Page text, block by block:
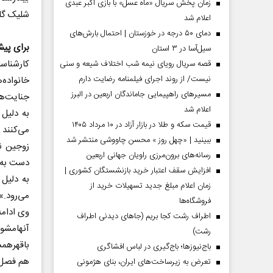
شلیک
برای
به
زوجین
دست به
به
وی
هم فصل
زمان پخش سریال «ماه عسل» با بازی اکبر عبدی
اعلام شد
دمای ۵۰ درجه در خوزستان | احتمال بارش‌های
سیل‌آسا در ۳ استان
قصه سریال رویای نیمه شب اختلاف شیعه و سنی
نیست/ از روند اجرای فیلمنامه رضایت دارم
مسیر‌های راهپیمایی جاماندگان اربعین در البرز
اعلام شد
قیمت سکه و طلا در بازار آزاد در ۱۰ مرداد ۱۴۰۵
ببینید | «چهل روز » محسن چاووشی منتشر شد
رسانه‌های برون‌مرزی راویان جهانی اربعین
افزایش سقف اعتبار خرید بازنشستگان کشوری |
زمان اعلام مبلغ جدید تسهیلات خرید از
فروشگاه‌ها
اطراف رشت کجا بریم (جاهای دیدنی اطراف
رشت)
باج‌نیوزها؛ باج‌گیری در لباس افشاگری
تعرض به زیرساخت‌های ایران، بنای هژمونی
صفحات نخست روزنامه ها‌ی‌سه‌شنبه ۶ مردادماه